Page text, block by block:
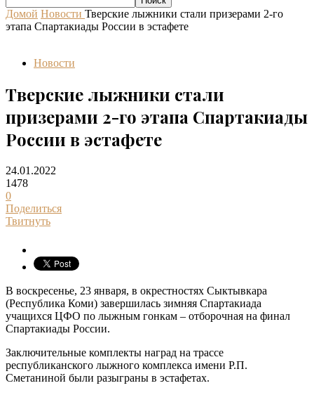
Домой Новости Тверские лыжники стали призерами 2-го
этапа Спартакиады России в эстафете
Новости
Тверские лыжники стали
призерами 2-го этапа Спартакиады
России в эстафете
24.01.2022
1478
0
Поделиться
Твитнуть
В воскресенье, 23 января, в окрестностях Сыктывкара
(Республика Коми) завершилась зимняя Спартакиада
учащихся ЦФО по лыжным гонкам – отборочная на финал
Спартакиады России.
Заключительные комплекты наград на трассе
республиканского лыжного комплекса имени Р.П.
Сметаниной были разыграны в эстафетах.